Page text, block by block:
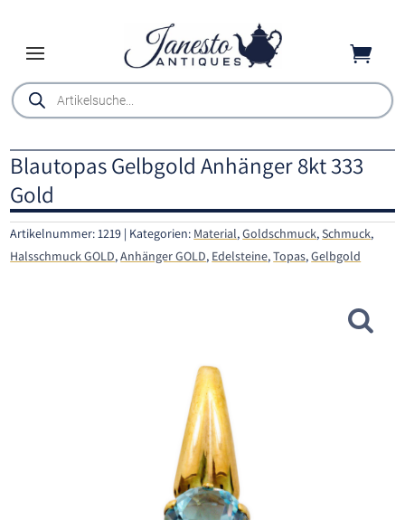

Products
search
Blautopas Gelbgold Anhänger 8kt 333
Gold
Artikelnummer:1219 Kategorien: Material,Goldschmuck,Schmuck,
Halsschmuck GOLD,Anhänger GOLD, Edelsteine,Topas,Gelbgold